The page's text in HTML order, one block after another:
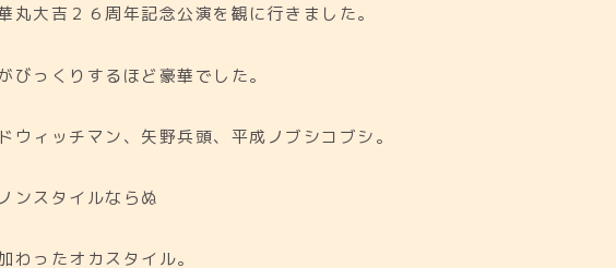
丸大吉２６周年記念公演を観に行きました。
っくりするほど豪華でした。
ウィッチマン、矢野兵頭、平成ノブシコブシ。
ンスタイルならぬ
わったオカスタイル。